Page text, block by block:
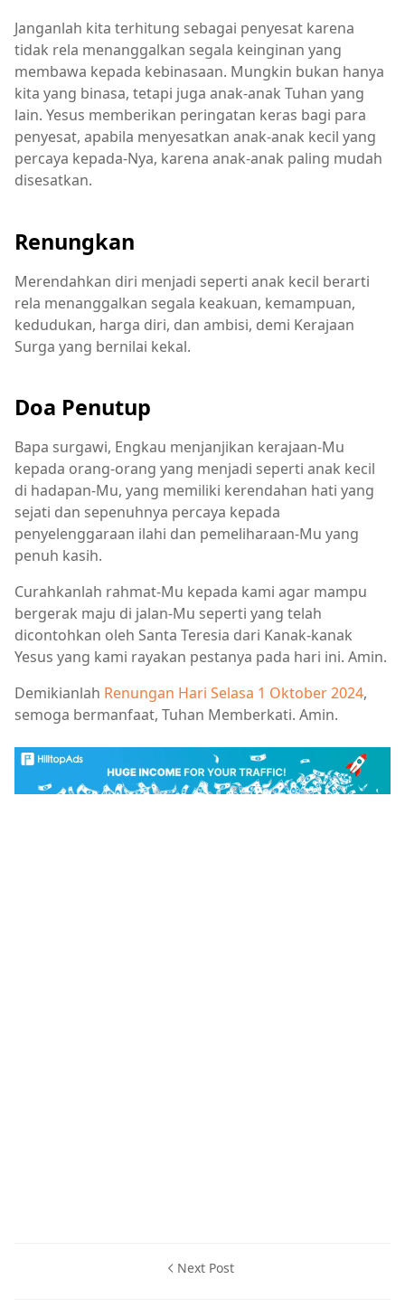
Janganlah kita terhitung sebagai penyesat karena
tidak rela menanggalkan segala keinginan yang
membawa kepada kebinasaan. Mungkin bukan hanya
kita yang binasa, tetapi juga anak-anak Tuhan yang
lain. Yesus memberikan peringatan keras bagi para
penyesat, apabila menyesatkan anak-anak kecil yang
percaya kepada-Nya, karena anak-anak paling mudah
disesatkan.
Renungkan
Merendahkan diri menjadi seperti anak kecil berarti
rela menanggalkan segala keakuan, kemampuan,
kedudukan, harga diri, dan ambisi, demi Kerajaan
Surga yang bernilai kekal.
Doa Penutup
Bapa surgawi, Engkau menjanjikan kerajaan-Mu
kepada orang-orang yang menjadi seperti anak kecil
di hadapan-Mu, yang memiliki kerendahan hati yang
sejati dan sepenuhnya percaya kepada
penyelenggaraan ilahi dan pemeliharaan-Mu yang
penuh kasih.
Curahkanlah rahmat-Mu kepada kami agar mampu
bergerak maju di jalan-Mu seperti yang telah
dicontohkan oleh Santa Teresia dari Kanak-kanak
Yesus yang kami rayakan pestanya pada hari ini. Amin.
Demikianlah Renungan Hari Selasa 1 Oktober 2024,
semoga bermanfaat, Tuhan Memberkati. Amin.
Next Post